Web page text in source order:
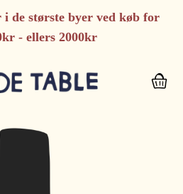
de største byer ved køb for
- ellers 2000kr